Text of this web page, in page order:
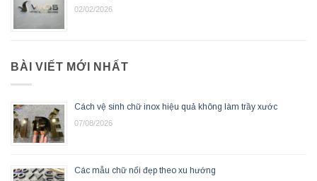
02/02/2026
BÀI VIẾT MỚI NHẤT
Cách vệ sinh chữ inox hiệu quả không làm trầy xước
07/08/2026
Các mẫu chữ nổi đẹp theo xu hướng